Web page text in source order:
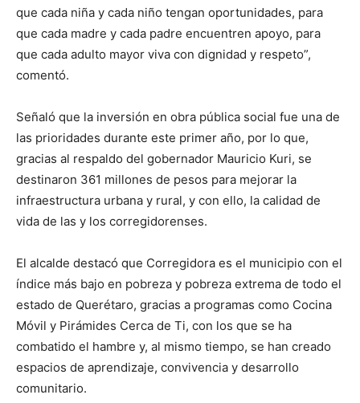
que cada niña y cada niño tengan oportunidades, para
que cada madre y cada padre encuentren apoyo, para
que cada adulto mayor viva con dignidad y respeto”,
comentó.
Señaló que la inversión en obra pública social fue una de
las prioridades durante este primer año, por lo que,
gracias al respaldo del gobernador Mauricio Kuri, se
destinaron 361 millones de pesos para mejorar la
infraestructura urbana y rural, y con ello, la calidad de
vida de las y los corregidorenses.
El alcalde destacó que Corregidora es el municipio con el
índice más bajo en pobreza y pobreza extrema de todo el
estado de Querétaro, gracias a programas como Cocina
Móvil y Pirámides Cerca de Ti, con los que se ha
combatido el hambre y, al mismo tiempo, se han creado
espacios de aprendizaje, convivencia y desarrollo
comunitario.